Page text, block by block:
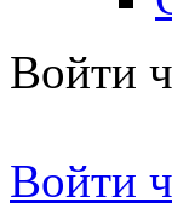
Войти
Войти